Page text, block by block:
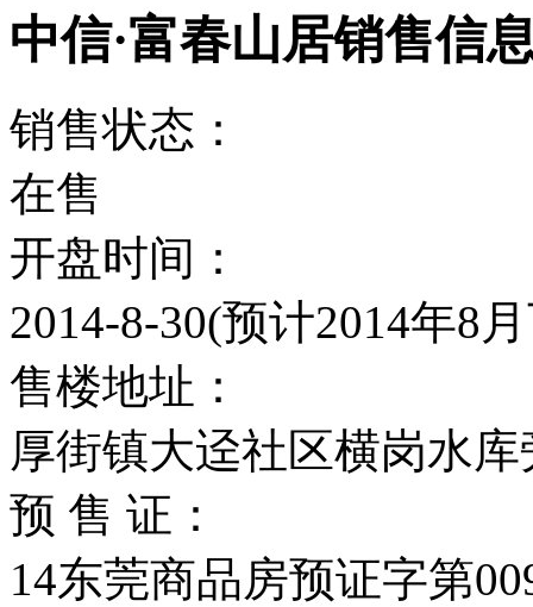
中信·富春山居销售信
销售状态：
在售
开盘时间：
2014-8-30(预计2014年8
售楼地址：
厚街镇大迳社区横岗水库
预 售 证：
14东莞商品房预证字第